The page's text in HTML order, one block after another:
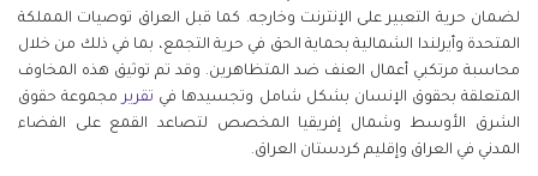
لضمان حرية التعبير على الإنترنت وخارجه. كما قبل العراق توصيات المملكة
المتحدة وأيرلندا الشمالية بحماية الحق في حرية التجمع، بما في ذلك من خلال
محاسبة مرتكبي أعمال العنف ضد المتظاهرين. وقد تم توثيق هذه المخاوف
المتعلقة بحقوق الإنسان بشكل شامل وتجسيدها في تقرير مجموعة حقوق
الشرق الأوسط وشمال إفريقيا المخصص لتصاعد القمع على الفضاء
المدني في العراق وإقليم كردستان العراق.